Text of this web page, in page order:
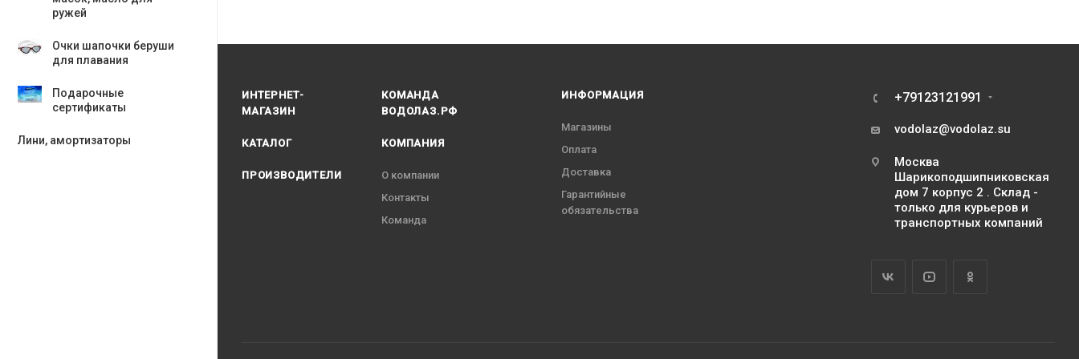
ружей
Очки шапочки беруши
для плавания
Подарочные
сертификаты
Лини, амортизаторы
ИНТЕРНЕТ-
МАГАЗИН
КАТАЛОГ
ПРОИЗВОДИТЕЛИ
КОМАНДА
ВОДОЛАЗ.РФ
КОМПАНИЯ
О компании
Контакты
Команда
ИНФОРМАЦИЯ
Магазины
Оплата
Доставка
Гарантийные
обязательства
+79123121991
vodolaz@vodolaz.su
Москва
Шарикоподшипниковская
дом 7 корпус 2 . Склад -
только для курьеров и
транспортных компаний